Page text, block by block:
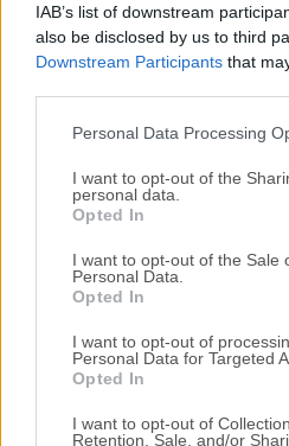
IAB’s list of downstream
also be disclosed by us to third
Downstream Participants that
Personal Data Processing
I want to opt-out of the
personal data.
Opted In
I want to opt-out of the Sale
Personal Data.
Opted In
I want to opt-out of
Personal Data for Targeted
Opted In
I want to opt-out of
Retention, Sale, and/or
actuaciones musicales, esta
todos los formatos de video
QuickTime MOV y AVI, y
mezclar un número ilimitado
también incluye capacidades